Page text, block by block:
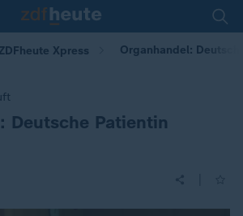
ZDFheute Xpress Organhandel:
Deutsche Patientin